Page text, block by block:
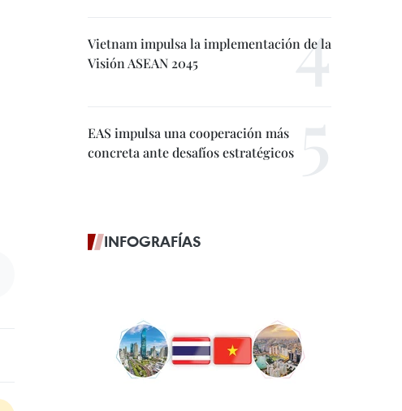
Vietnam impulsa la implementación de la
Visión ASEAN 2045
EAS impulsa una cooperación más
concreta ante desafíos estratégicos
INFOGRAFÍAS